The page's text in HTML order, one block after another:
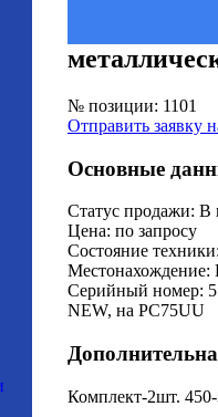
№ позиции: 1101
Отправить заявку
Основные
Статус продажи: В
Цена: по запросу
Состояние
Местонахождение:
Серийный номер: 5
NEW, на PC75UU
Комплект-2шт.